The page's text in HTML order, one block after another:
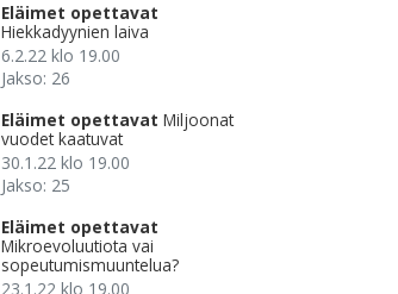
Eläimet opettavat
Hiekkadyynien laiva
6.2.22 klo 19.00
Jakso: 26
Eläimet opettavat Miljoonat
vuodet kaatuvat
30.1.22 klo 19.00
Jakso: 25
Eläimet opettavat
Mikroevoluutiota vai
sopeutumismuuntelua?
23.1.22 klo 19.00